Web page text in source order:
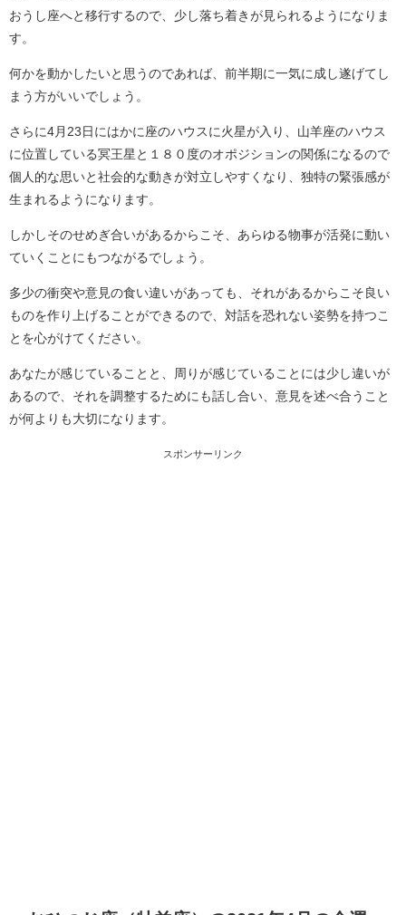
おうし座へと移行するので、少し落ち着きが見られるようになりま
す。
何かを動かしたいと思うのであれば、前半期に一気に成し遂げてし
まう方がいいでしょう。
さらに4月23日にはかに座のハウスに火星が入り、山羊座のハウス
に位置している冥王星と１８０度のオポジションの関係になるので
個人的な思いと社会的な動きが対立しやすくなり、独特の緊張感が
生まれるようになります。
しかしそのせめぎ合いがあるからこそ、あらゆる物事が活発に動い
ていくことにもつながるでしょう。
多少の衝突や意見の食い違いがあっても、それがあるからこそ良い
ものを作り上げることができるので、対話を恐れない姿勢を持つこ
とを心がけてください。
あなたが感じていることと、周りが感じていることには少し違いが
あるので、それを調整するためにも話し合い、意見を述べ合うこと
が何よりも大切になります。
スポンサーリンク